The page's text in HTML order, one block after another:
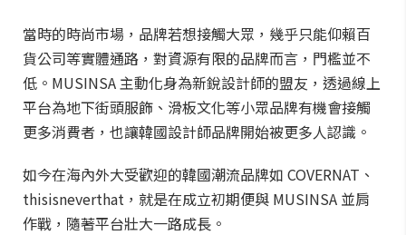
當時的時尚市場，品牌若想接觸大眾，幾乎只能仰賴百
貨公司等實體通路，對資源有限的品牌而言，門檻並不
低。MUSINSA 主動化身為新銳設計師的盟友，透過線上
平台為地下街頭服飾、滑板文化等小眾品牌有機會接觸
更多消費者，也讓韓國設計師品牌開始被更多人認識。
如今在海內外大受歡迎的韓國潮流品牌如 COVERNAT、
thisisneverthat，就是在成立初期便與 MUSINSA 並肩
作戰，隨著平台壯大一路成長。